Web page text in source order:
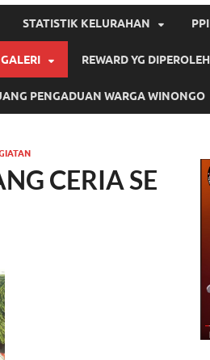
STATISTIK KELURAHAN
GALERI REWARD YG DIPEROLEH
PENGADUAN WARGA WINONGO
CERIA SE